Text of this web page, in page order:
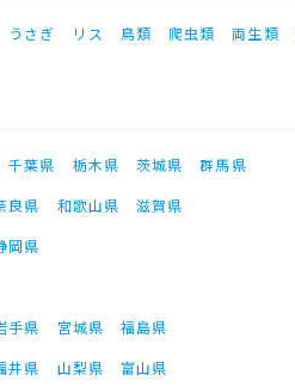
うさぎ リス 鳥類 爬虫類 両生類
千葉県 栃木県 茨城県
群馬県
良県 和歌山県
滋賀県
岡県
手県 宮城県
福島県
井県 山梨県
富山県